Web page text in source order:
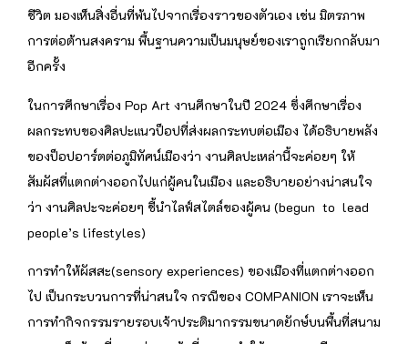
ชีวิต มองเห็นสิ่งอื่นที่พ้นไปจากเรื่องราวของตัวเอง เช่น มิตรภาพ
การต่อต้านสงคราม พื้นฐานความเป็นมนุษย์ของเราถูกเรียกกลับมา
อีกครั้ง
ในการศึกษาเรื่อง Pop Art งานศึกษาในปี 2024 ซึ่งศึกษาเรื่อง
ผลกระทบของศิลปะแนวป็อปที่ส่งผลกระทบต่อเมือง ได้อธิบายพลัง
ของป็อปอาร์ตต่อภูมิทัศน์เมืองว่า งานศิลปะเหล่านี้จะค่อยๆ ให้
สัมผัสที่แตกต่างออกไปแก่ผู้คนในเมือง และอธิบายอย่างน่าสนใจ
ว่า งานศิลปะจะค่อยๆ ชี้นำไลฟ์สไตล์ของผู้คน (begun to lead
people’s lifestyles)
การทำให้ผัสสะ(sensory experiences) ของเมืองที่แตกต่างออก
ไป เป็นกระบวนการที่น่าสนใจ กรณีของ COMPANION เราจะเห็น
การทำกิจกรรมรายรอบเจ้าประติมากรรมขนาดยักษ์บนพื้นที่สนาม